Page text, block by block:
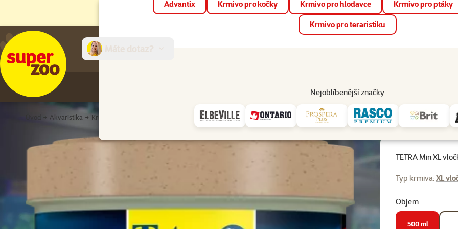
📱 Stáhněte si novou aplikaci Super zoo.Více informací
Advantix Krmivo pro kočky Krmivo pro hlodavce Krmivo pro ptáky
Krmivo pro teraristiku
Nejoblíbenější značky
Prodejny Služby
Akvaristika Krmivo pro ryby Kompletní krmivo TETRA Min XL vločky 500ml
TETRA Min XL
Typ krmiva:XL
Objem
500 ml